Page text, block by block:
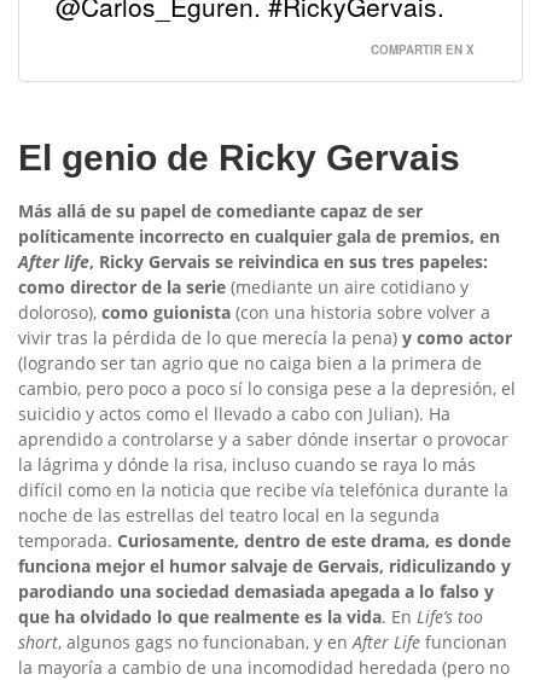
COMPARTIR EN X
El genio de Ricky Gervais
Más allá de su papel de comediante capaz de ser
políticamente incorrecto en cualquier gala de premios, en
After life, Ricky Gervais se reivindica en sus tres papeles:
como director de la serie (mediante un aire cotidiano y
doloroso), como guionista (con una historia sobre volver a
vivir tras la pérdida de lo que merecía la pena) y como actor
(logrando ser tan agrio que no caiga bien a la primera de
cambio, pero poco a poco sí lo consiga pese a la depresión, el
suicidio y actos como el llevado a cabo con Julian). Ha
aprendido a controlarse y a saber dónde insertar o provocar
la lágrima y dónde la risa, incluso cuando se raya lo más
difícil como en la noticia que recibe vía telefónica durante la
noche de las estrellas del teatro local en la segunda
temporada. Curiosamente, dentro de este drama, es donde
funciona mejor el humor salvaje de Gervais, ridiculizando y
parodiando una sociedad demasiada apegada a lo falso y
que ha olvidado lo que realmente es la vida. En Life’s too
short, algunos gags no funcionaban, y enAfter Life funcionan
la mayoría a cambio de una incomodidad heredada (pero no